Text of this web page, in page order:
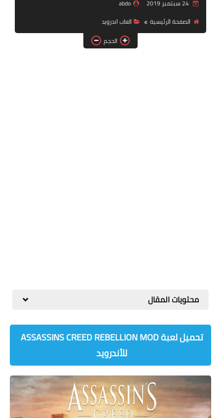
24 سبتمبر 2019
abdo
الصفحة الرئيسية
العاب اندرويد
الحجم
محتويات المقال
تحميل لعبة ASSASSINS CREED REBELLION MOD
للأندرويد